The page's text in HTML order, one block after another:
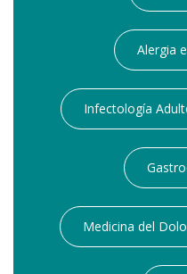
Alergia
Infectología
Medicina del